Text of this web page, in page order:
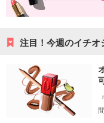
注目！今週のイチオ